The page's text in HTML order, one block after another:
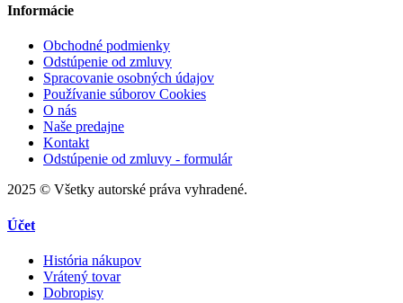
Informácie
Obchodné podmienky
Odstúpenie od zmluvy
Spracovanie osobných údajov
Používanie súborov Cookies
O nás
Naše predajne
Kontakt
Odstúpenie od zmluvy - formulár
2025 © Všetky autorské práva vyhradené.
Účet
História nákupov
Vrátený tovar
Dobropisy